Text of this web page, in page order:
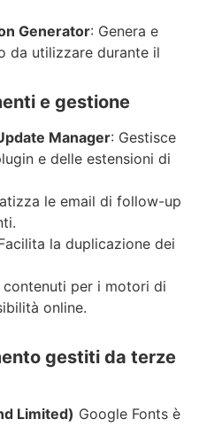
Generator: Genera e
da utilizzare durante il
e gestione
Manager: Gestisce
e delle estensioni di
le email di follow-up
la duplicazione dei
per i motori di
online.
gestiti da terze
Limited) Google Fonts è